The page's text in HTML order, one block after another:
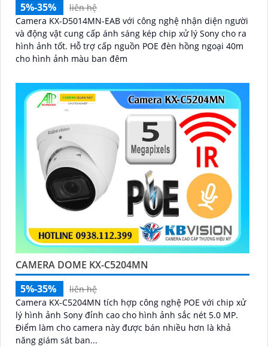
5%-35%
liên hệ
Camera KX-D5014MN-EAB với công nghệ nhận diện người
và động vật cung cấp ánh sáng kép chip xử lý Sony cho ra
hình ảnh tốt. Hỗ trợ cấp nguồn POE đèn hồng ngoại 40m
cho hình ảnh màu ban đêm
CAMERA DOME KX-C5204MN
5%-35%
liên hệ
Camera KX-C5204MN tích hợp công nghệ POE với chip xử
lý hình ảnh Sony đỉnh cao cho hình ảnh sắc nét 5.0 MP.
Điểm làm cho camera này được bán nhiều hơn là khả
năng giám sát ban...